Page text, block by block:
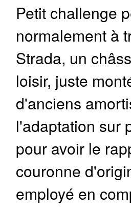
Petit challenge
normalement à
Strada, un
loisir, juste
d'anciens
l'adaptation sur
pour avoir le
couronne
employé en